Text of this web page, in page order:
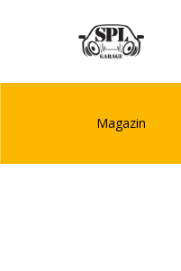
Magazin